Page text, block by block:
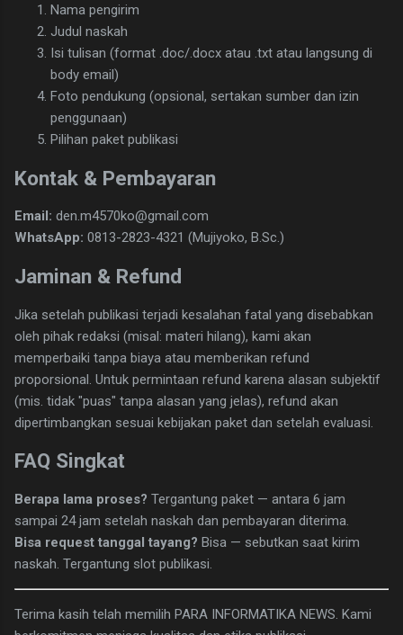
Nama pengirim
Judul naskah
Isi tulisan (format .doc/.docx atau .txt atau langsung di
body email)
Foto pendukung (opsional, sertakan sumber dan izin
penggunaan)
Pilihan paket publikasi
Kontak & Pembayaran
Email: den.m4570ko@gmail.com
WhatsApp: 0813-2823-4321 (Mujiyoko, B.Sc.)
Jaminan & Refund
Jika setelah publikasi terjadi kesalahan fatal yang disebabkan
oleh pihak redaksi (misal: materi hilang), kami akan
memperbaiki tanpa biaya atau memberikan refund
proporsional. Untuk permintaan refund karena alasan subjektif
(mis. tidak "puas" tanpa alasan yang jelas), refund akan
dipertimbangkan sesuai kebijakan paket dan setelah evaluasi.
FAQ Singkat
Berapa lama proses? Tergantung paket — antara 6 jam
sampai 24 jam setelah naskah dan pembayaran diterima.
Bisa request tanggal tayang? Bisa — sebutkan saat kirim
naskah. Tergantung slot publikasi.
Terima kasih telah memilih PARA INFORMATIKA NEWS. Kami